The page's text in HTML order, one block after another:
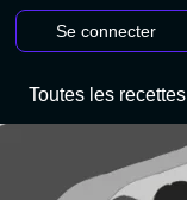
Se connecter
Toutes les recettes